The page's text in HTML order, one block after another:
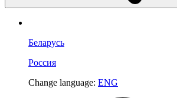
Беларусь
Россия
Change language: ENG